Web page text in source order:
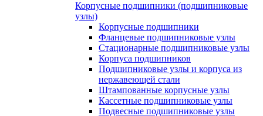
Корпусные подшипники (подшипниковые
узлы)
Корпусные подшипники
Фланцевые подшипниковые узлы
Стационарные подшипниковые узлы
Корпуса подшипников
Подшипниковые узлы и корпуса из
нержавеющей стали
Штампованные корпусные узлы
Кассетные подшипниковые узлы
Подвесные подшипниковые узлы